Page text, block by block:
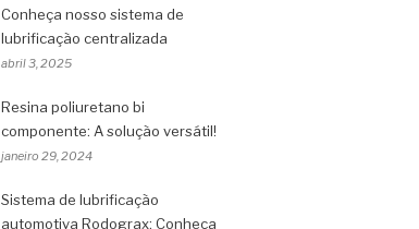
Conheça nosso sistema de
lubrificação centralizada
abril 3, 2025
Resina poliuretano bi
componente: A solução versátil!
janeiro 29, 2024
Sistema de lubrificação
automotiva Rodograx: Conheça